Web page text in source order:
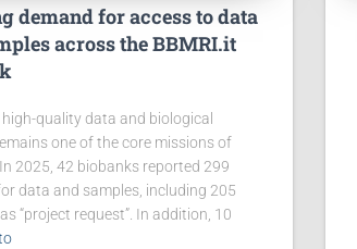
demand for access to data
across the BBMRI.it
quality data and biological
one of the core missions of
2025, 42 biobanks reported 299
data and samples, including 205
“project request”. In addition, 10